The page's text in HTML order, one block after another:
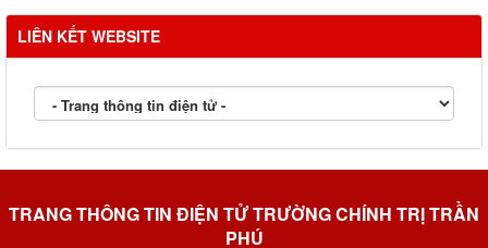
LIÊN KẾT WEBSITE
TRANG THÔNG TIN ĐIỆN TỬ TRƯỜNG CHÍNH TRỊ TRẦN
PHÚ